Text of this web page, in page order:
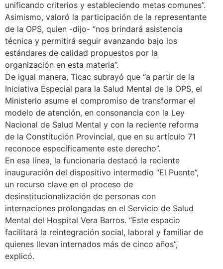
unificando criterios y estableciendo metas comunes”.
Asimismo, valoró la participación de la representante
de la OPS, quien -dijo- “nos brindará asistencia
técnica y permitirá seguir avanzando bajo los
estándares de calidad propuestos por la
organización en esta materia”.
De igual manera, Ticac subrayó que “a partir de la
Iniciativa Especial para la Salud Mental de la OPS, el
Ministerio asume el compromiso de transformar el
modelo de atención, en consonancia con la Ley
Nacional de Salud Mental y con la reciente reforma
de la Constitución Provincial, que en su artículo 71
reconoce específicamente este derecho”.
En esa línea, la funcionaria destacó la reciente
inauguración del dispositivo intermedio “El Puente”,
un recurso clave en el proceso de
desinstitucionalización de personas con
internaciones prolongadas en el Servicio de Salud
Mental del Hospital Vera Barros. “Este espacio
facilitará la reintegración social, laboral y familiar de
quienes llevan internados más de cinco años”,
explicó.